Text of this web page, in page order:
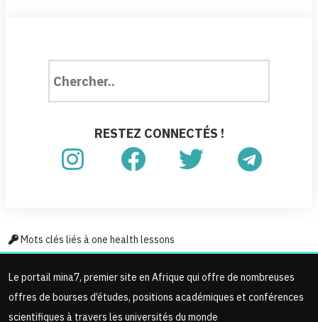
RESTEZ CONNECTÉS !
Mots clés liés à one health lessons
Le portail mina7, premier site en Afrique qui offre de nombreuses
offres de bourses d’études, positions académiques et conférences
scientifiques à travers les universités du monde